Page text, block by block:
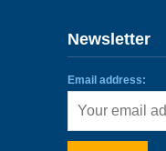
Newsletter
Email address: